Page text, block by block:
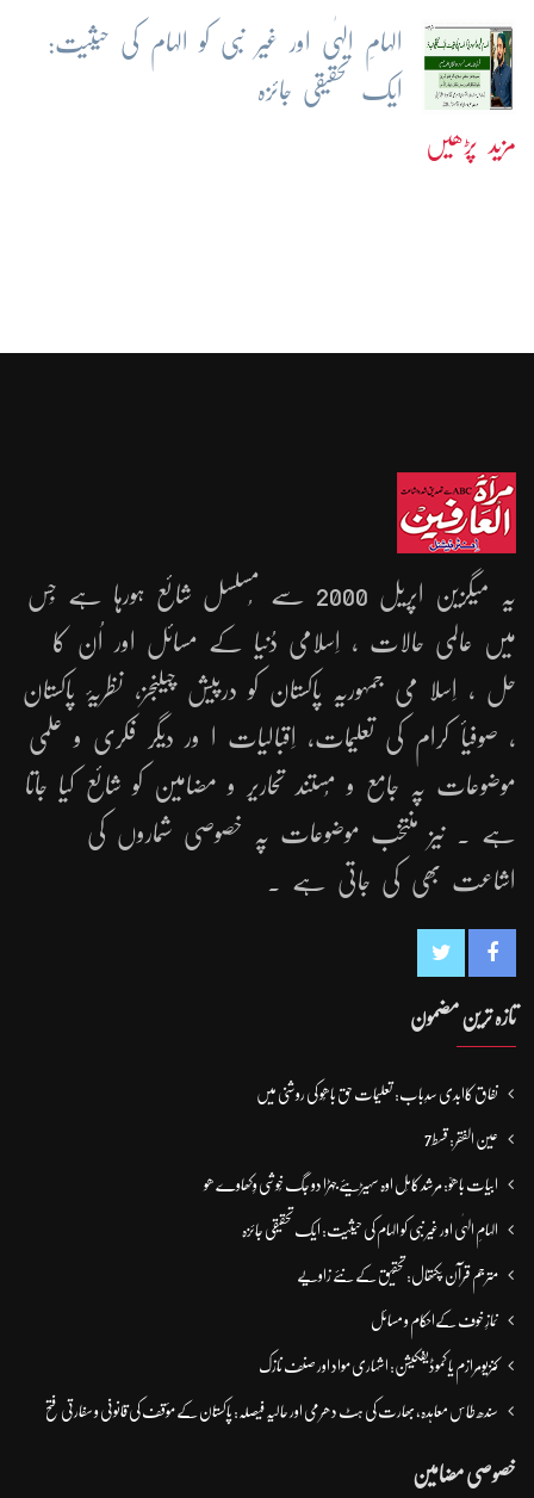
الہامِ الہٰی اور غیر نبی کو الہام کی حیثیت:
ایک تحقیقی جائزہ
مزید پڑھیں
یہ میگزین اپریل 2000 سے مُسلسل شائع ہورہا ہے جِس
میں عالمی حالات ، اِسلامی دُنیا کے مسائل اور اُن کا
حل ، اِسلا می جمہوریّہ پاکستان کو درپیش چیلنجز، نظریۂ پاکستان
، صوفیأ کرام کی تعلیمات، اِقبالیات ا ور دیگر فکری و علمی
موضوعات پہ جامع و مُستند تحاریر و مضامین کو شائع کیا جاتا
ہے ۔ نیز منتخب موضوعات پہ خصوصی شماروں کی
اشاعت بھی کی جاتی ہے ۔
تازہ ترین مضمون
نفاق کاابدی سدِباب: تعلیمات حق باھُو کی روشنی میں
عین الفقر: قسط7
ابیات باھوؒ: مُرشد کامِل اوہ سہیڑیئے جہڑا دو جگ خُوشی وِکھاوے ھو
الہامِ الہٰی اور غیر نبی کو الہام کی حیثیت: ایک تحقیقی جائزہ
مترجم قرآن پکتھال: تحقیق کے نئے زاویے
نمازِ خوف کےاحکام و مسائل
کنزیومرازم یا کموڈیفکیشن: اشہاری مواد اور صنف نازک
سندھ طاس معاہدہ، بھارت کی ہٹ دھرمی اور حالیہ فیصلہ: پاکستان کے مؤقف کی قانونی و سفارتی فتح
خصوصی مضامین